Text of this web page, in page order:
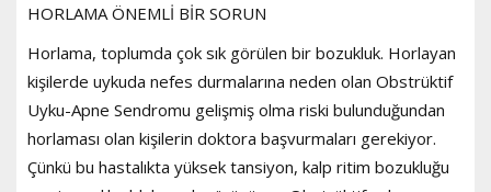
HORLAMA ÖNEMLİ BİR SORUN
Horlama, toplumda çok sık görülen bir bozukluk. Horlayan
kişilerde uykuda nefes durmalarına neden olan Obstrüktif
Uyku-Apne Sendromu gelişmiş olma riski bulunduğundan
horlaması olan kişilerin doktora başvurmaları gerekiyor.
Çünkü bu hastalıkta yüksek tansiyon, kalp ritim bozukluğu